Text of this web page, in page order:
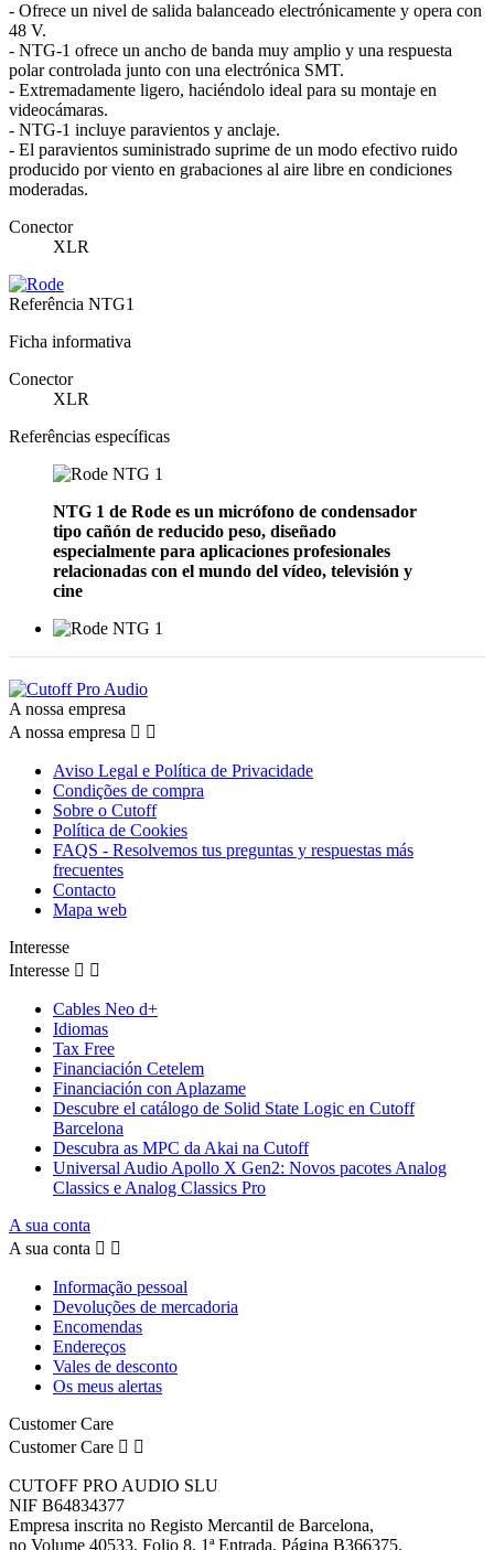
- Ofrece un nivel de salida balanceado electrónicamente y opera con
48 V.
- NTG-1 ofrece un ancho de banda muy amplio y una respuesta
polar controlada junto con una electrónica SMT.
- Extremadamente ligero, haciéndolo ideal para su montaje en
videocámaras.
- NTG-1 incluye paravientos y anclaje.
- El paravientos suministrado suprime de un modo efectivo ruido
producido por viento en grabaciones al aire libre en condiciones
moderadas.
Conector
XLR
Referência NTG1
Ficha informativa
Conector
XLR
Referências específicas
NTG 1 de Rode es un micrófono de condensador
tipo cañón de reducido peso, diseñado
especialmente para aplicaciones profesionales
relacionadas con el mundo del vídeo, televisión y
cine
A nossa empresa
A nossa empresa  
Aviso Legal e Política de Privacidade
Condições de compra
Sobre o Cutoff
Política de Cookies
FAQS - Resolvemos tus preguntas y respuestas más
frecuentes
Contacto
Mapa web
Interesse
Interesse  
Cables Neo d+
Idiomas
Tax Free
Financiación Cetelem
Financiación con Aplazame
Descubre el catálogo de Solid State Logic en Cutoff
Barcelona
Descubra as MPC da Akai na Cutoff
Universal Audio Apollo X Gen2: Novos pacotes Analog
Classics e Analog Classics Pro
A sua conta
A sua conta  
Informação pessoal
Devoluções de mercadoria
Encomendas
Endereços
Vales de desconto
Os meus alertas
Customer Care
Customer Care  
CUTOFF PRO AUDIO SLU
NIF B64834377
Empresa inscrita no Registo Mercantil de Barcelona,
no Volume 40533, Folio 8, 1ª Entrada, Página B366375.